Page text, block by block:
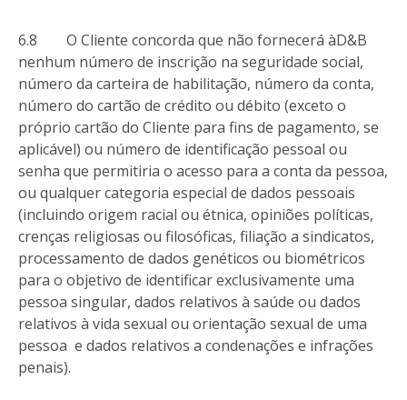
6.8 O Cliente concorda que não fornecerá àD&B
nenhum número de inscrição na seguridade social,
número da carteira de habilitação, número da conta,
número do cartão de crédito ou débito (exceto o
próprio cartão do Cliente para fins de pagamento, se
aplicável) ou número de identificação pessoal ou
senha que permitiria o acesso para a conta da pessoa,
ou qualquer categoria especial de dados pessoais
(incluindo origem racial ou étnica, opiniões políticas,
crenças religiosas ou filosóficas, filiação a sindicatos,
processamento de dados genéticos ou biométricos
para o objetivo de identificar exclusivamente uma
pessoa singular, dados relativos à saúde ou dados
relativos à vida sexual ou orientação sexual de uma
pessoa e dados relativos a condenações e infrações
penais).